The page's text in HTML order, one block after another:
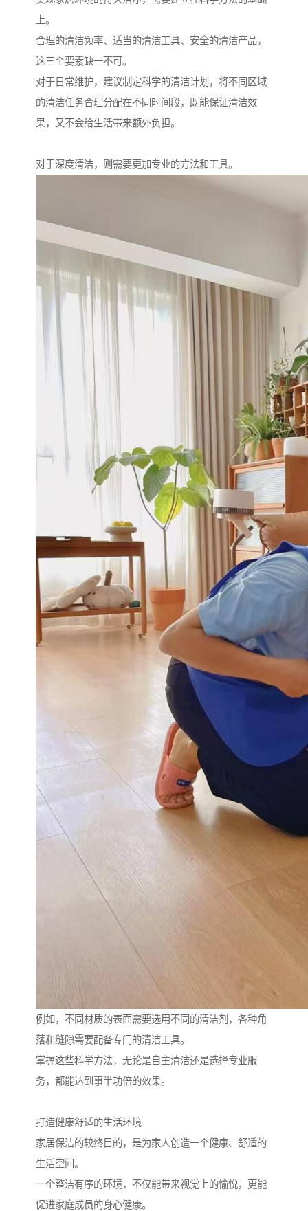
上。
合理的清洁频率、适当的清洁工具、安全的清洁产品，
这三个要素缺一不可。
对于日常维护，建议制定科学的清洁计划，将不同区域
的清洁任务合理分配在不同时间段，既能保证清洁效
果，又不会给生活带来额外负担。
对于深度清洁，则需要更加专业的方法和工具。
例如，不同材质的表面需要选用不同的清洁剂，各种角
落和缝隙需要配备专门的清洁工具。
掌握这些科学方法，无论是自主清洁还是选择专业服
务，都能达到事半功倍的效果。
打造健康舒适的生活环境
家居保洁的较终目的，是为家人创造一个健康、舒适的
生活空间。
一个整洁有序的环境，不仅能带来视觉上的愉悦，更能
促进家庭成员的身心健康。